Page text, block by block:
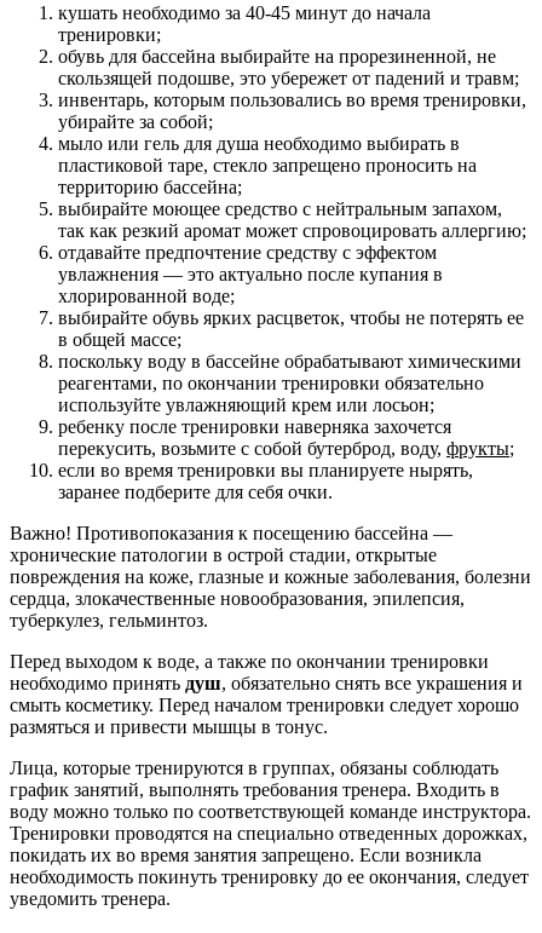
кушать необходимо за 40-45 минут до начала
тренировки;
обувь для бассейна выбирайте на прорезиненной, не
скользящей подошве, это убережет от падений и травм;
инвентарь, которым пользовались во время тренировки,
убирайте за собой;
мыло или гель для душа необходимо выбирать в
пластиковой таре, стекло запрещено проносить на
территорию бассейна;
выбирайте моющее средство с нейтральным запахом,
так как резкий аромат может спровоцировать аллергию;
отдавайте предпочтение средству с эффектом
увлажнения — это актуально после купания в
хлорированной воде;
выбирайте обувь ярких расцветок, чтобы не потерять ее
в общей массе;
поскольку воду в бассейне обрабатывают химическими
реагентами, по окончании тренировки обязательно
используйте увлажняющий крем или лосьон;
ребенку после тренировки наверняка захочется
перекусить, возьмите с собой бутерброд, воду, фрукты;
если во время тренировки вы планируете нырять,
заранее подберите для себя очки.
Важно! Противопоказания к посещению бассейна —
хронические патологии в острой стадии, открытые
повреждения на коже, глазные и кожные заболевания, болезни
сердца, злокачественные новообразования, эпилепсия,
туберкулез, гельминтоз.
Перед выходом к воде, а также по окончании тренировки
необходимо принять душ, обязательно снять все украшения и
смыть косметику. Перед началом тренировки следует хорошо
размяться и привести мышцы в тонус.
Лица, которые тренируются в группах, обязаны соблюдать
график занятий, выполнять требования тренера. Входить в
воду можно только по соответствующей команде инструктора.
Тренировки проводятся на специально отведенных дорожках,
покидать их во время занятия запрещено. Если возникла
необходимость покинуть тренировку до ее окончания, следует
уведомить тренера.